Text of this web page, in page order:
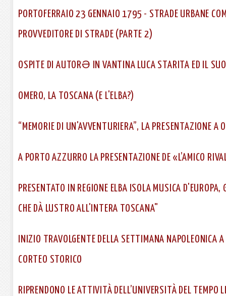
PORTOFERRAIO 23 GENNAIO 1795 - STRADE URBANE
PROVVEDITORE DI STRADE (PARTE 2)
OSPITE DI AUTORƏ IN VANTINA LUCA STARITA ED IL
OMERO, LA TOSCANA (E L'ELBA?)
“MEMORIE DI UN'AVVENTURIERA”, LA PRESENTAZIONE A
A PORTO AZZURRO LA PRESENTAZIONE DE «L’AMICO
PRESENTATO IN REGIONE ELBA ISOLA MUSICA
CHE DÀ LUSTRO ALL'INTERA TOSCANA"
INIZIO TRAVOLGENTE DELLA SETTIMANA NAPOLEONICA
CORTEO STORICO
RIPRENDONO LE ATTIVITÀ DELL’UNIVERSITÀ DEL TEMPO